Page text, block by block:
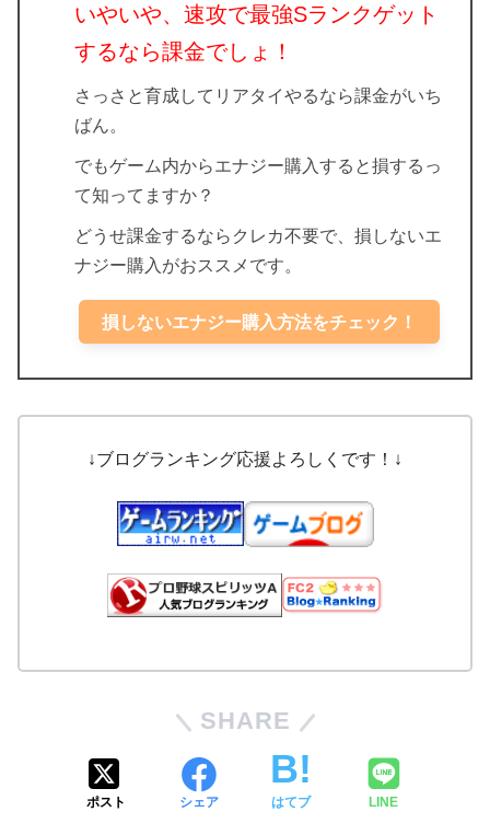
いやいや、速攻で最強Sランクゲット
するなら課金でしょ！
さっさと育成してリアタイやるなら課金がいち
ばん。
でもゲーム内からエナジー購入すると損するっ
て知ってますか？
どうせ課金するならクレカ不要で、損しないエ
ナジー購入がおススメです。
損しないエナジー購入方法をチェック！
↓ブログランキング応援よろしくです！↓
SHARE
ポスト シェア はてブ LINE